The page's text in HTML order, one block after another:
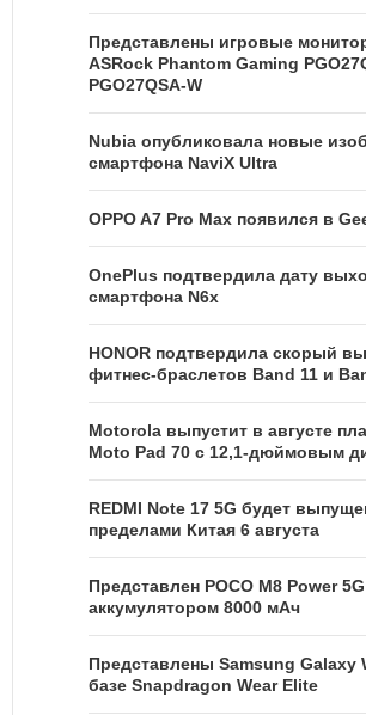
Представлены игровые
ASRock Phantom Gaming
PGO27QSA-W
Nubia опубликовала новые
смартфона NaviX Ultra
OPPO A7 Pro Max появился в
OnePlus подтвердила дату
смартфона N6x
HONOR подтвердила скорый
фитнес-браслетов Band 11 и
Motorola выпустит в августе
Moto Pad 70 с 12,1-дюймовым
REDMI Note 17 5G будет
пределами Китая 6 августа
Представлен POCO M8 Power
аккумулятором 8000 мАч
Представлены Samsung Galaxy
базе Snapdragon Wear Elite